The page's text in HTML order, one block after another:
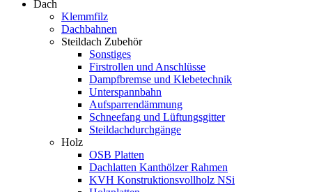
Dach
Klemmfilz
Dachbahnen
Steildach Zubehör
Sonstiges
Firstrollen und Anschlüsse
Dampfbremse und Klebetechnik
Unterspannbahn
Aufsparrendämmung
Schneefang und Lüftungsgitter
Steildachdurchgänge
Holz
OSB Platten
Dachlatten Kanthölzer Rahmen
KVH Konstruktionsvollholz NSi